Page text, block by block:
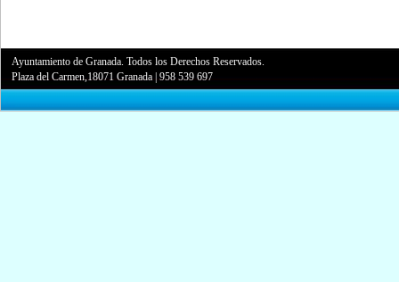
Ayuntamiento de Granada. Todos los Derechos Reservados.
Plaza del Carmen,18071 Granada |958 539 697